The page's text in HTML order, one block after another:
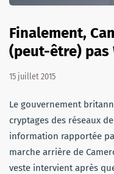
Finalement,
(peut-être) pas
15 juillet 2015
Le gouvernement
cryptages des réseaux
information rapportée
marche arrière de
veste intervient après